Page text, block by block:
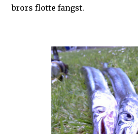
brors flotte fangst.